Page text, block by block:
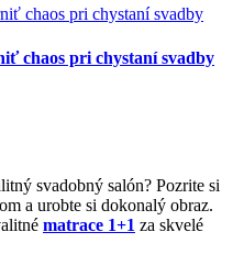
chaos pri chystaní svadby
svadobný salón? Pozrite si
a urobte si dokonalý obraz.
matrace 1+1 za skvelé